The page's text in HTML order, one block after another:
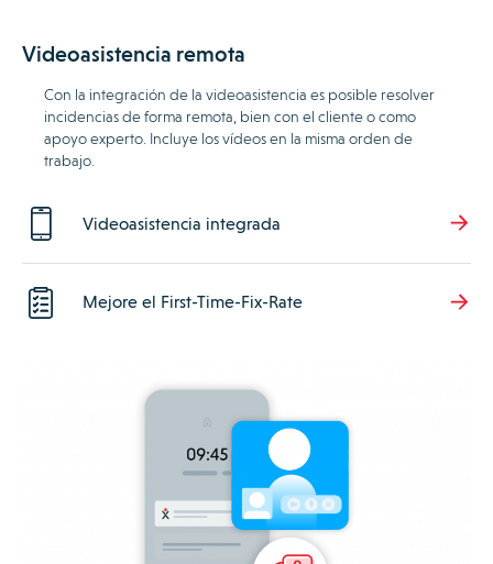
Videoasistencia remota
Con la integración de la videoasistencia es posible resolver
incidencias de forma remota, bien con el cliente o como
apoyo experto. Incluye los vídeos en la misma orden de
trabajo.
Videoasistencia integrada
Mejore el First-Time-Fix-Rate